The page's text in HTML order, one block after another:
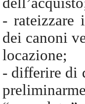
- rateizzare
dei canoni
locazione;
- differire di